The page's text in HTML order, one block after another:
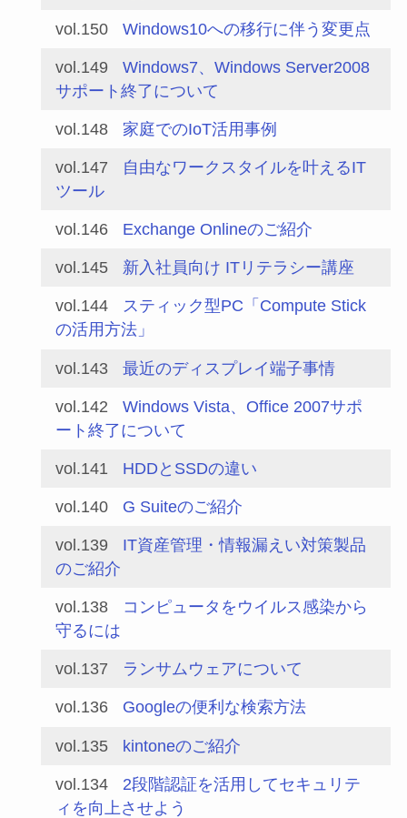
vol.150 Windows10への移行に伴う変更点
vol.149
Windows7、Windows Server2008
サポート終了について
vol.148 家庭でのIoT活用事例
vol.147
自由なワークスタイルを叶えるIT
ツール
vol.146 Exchange Onlineのご紹介
vol.145 新入社員向け ITリテラシー講座
vol.144
スティック型PC「Compute Stick
の活用方法」
vol.143 最近のディスプレイ端子事情
vol.142
Windows Vista、Office 2007サポ
ート終了について
vol.141 HDDとSSDの違い
vol.140 G Suiteのご紹介
vol.139
IT資産管理・情報漏えい対策製品
のご紹介
vol.138
コンピュータをウイルス感染から
守るには
vol.137 ランサムウェアについて
vol.136 Googleの便利な検索方法
vol.135 kintoneのご紹介
vol.134
2段階認証を活用してセキュリテ
ィを向上させよう